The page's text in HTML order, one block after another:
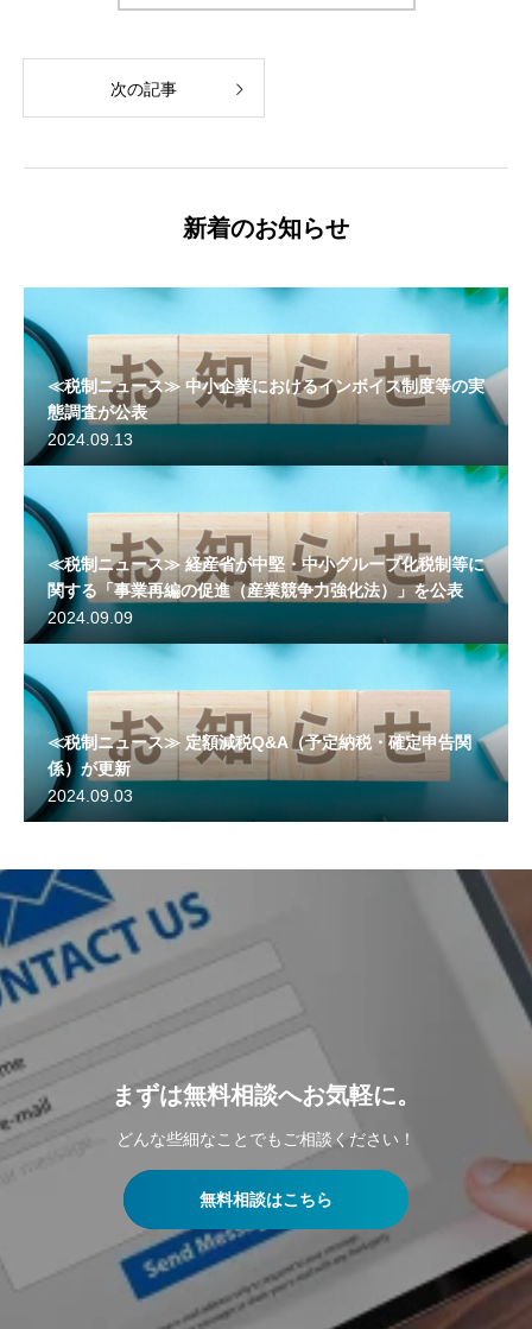
次の記事
新着のお知らせ
≪税制ニュース≫ 中小企業におけるインボイス制度等の実
態調査が公表
2024.09.13
≪税制ニュース≫ 経産省が中堅・中小グループ化税制等に
関する「事業再編の促進（産業競争力強化法）」を公表
2024.09.09
≪税制ニュース≫ 定額減税Q&A（予定納税・確定申告関
係）が更新
2024.09.03
まずは無料相談へお気軽に。
どんな些細なことでもご相談ください！
無料相談はこちら